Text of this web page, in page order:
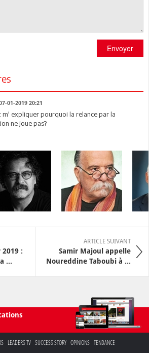
Envoyer
01-2019 20:21
m' expliquer pourquoi la relance par la
ne joue pas?
2019 :
...
ARTICLE SUIVANT
Samir Majoul appelle
Noureddine Taboubi à ...
LEADERS TV SUCCESS STORY OPINIONS TENDANCE